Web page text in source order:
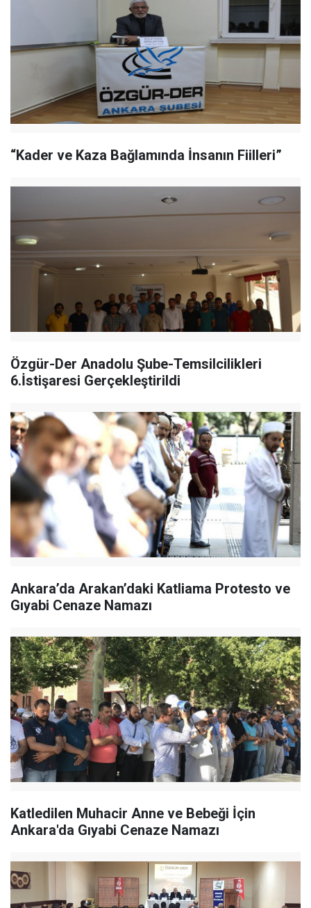
“Kader ve Kaza Bağlamında İnsanın Fiilleri”
Özgür-Der Anadolu Şube-Temsilcilikleri
6.İstişaresi Gerçekleştirildi
Ankara’da Arakan’daki Katliama Protesto ve
Gıyabi Cenaze Namazı
Katledilen Muhacir Anne ve Bebeği İçin
Ankara'da Gıyabi Cenaze Namazı